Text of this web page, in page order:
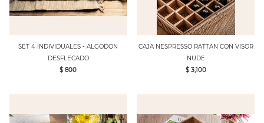
SET 4 INDIVIDUALES - ALGODON
DESFLECADO
$ 800
CAJA NESPRESSO RATTAN CON VISOR
NUDE
$ 3,100